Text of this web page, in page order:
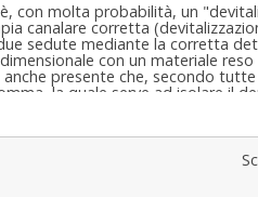
con molta probabilità, un
canalare corretta
sedute mediante la corretta
con un materiale
presente che, secondo
la quale serve ad isolare il
nello spazio endodontico.
per le sue prossime cure.